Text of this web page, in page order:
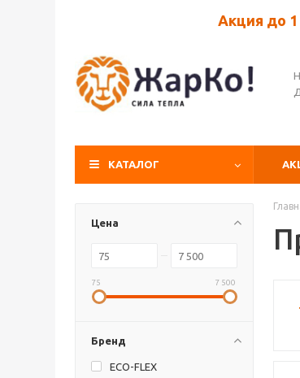
Акция до
КАТАЛОГ
Цена
75 7 500
Бренд
ECO-FLEX